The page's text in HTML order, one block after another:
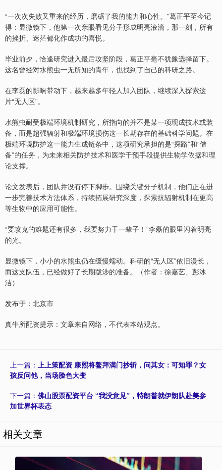
“一次次失败又重来的经历，磨砺了我的能力和心性。”葛正平至今记
得：显微镜下，他第一次亲眼看见分子形成明亮液滴，那一刻，所有
的挫折、迷茫都化作成功的喜悦。
毕业前夕，恰逢研究进入最后攻坚阶段，葛正平毫不犹豫选择留下。
这名曾经对水熊虫一无所知的青年，也找到了自己的科研之路。
在李磊的影响带动下，越来越多年轻人加入团队，继续深入探索这
片“无人区”。
水熊虫耐受极端环境机制研究，所指向的并不是某一项现成技术或装
备，而是超强辐射和极端环境损伤这一长期存在的基础科学问题。在
极端环境防护这一能力生成链条中，这项研究承担的是“探路”和“储
备”的任务，为未来相关防护技术和医学干预手段提供生物学依据和理
论支撑。
论文发表后，团队并没有停下脚步。围绕关键分子机制，他们正在进
一步完善技术方法体系，持续拓展研究深度，探索抗辐射机制在更高
等生物中的应用可能性。
“要攻克的难题还有很多，我要努力干一辈子！”李磊的眼里闪着明亮
的光。
显微镜下，小小的水熊虫仍在缓慢蠕动。科研的“无人区”依旧漫长，
而这支队伍，已经做好了长期跋涉的准备。（作者：徐嘉艺、彭冰
洁）
发布于：北京市
真牛所配资提示：文章来自网络，不代表本站观点。
上一篇： 上上策配资 康熙将鳌拜满门抄斩，问其女：可知罪？女
孩反问他，当场脸色大变
下一篇： 佛山股票配资平台 “我没意见”，特朗普就伊朗队赴美参
加世界杯表态
相关文章